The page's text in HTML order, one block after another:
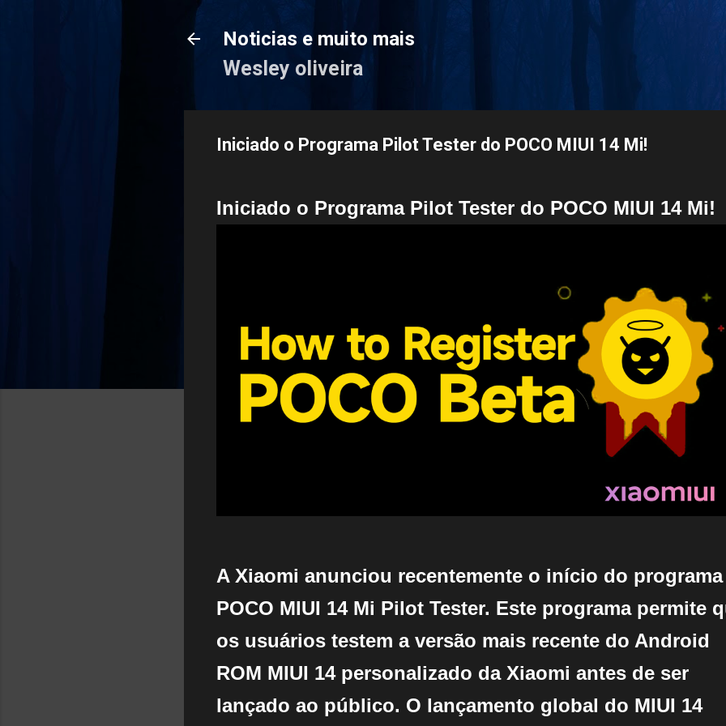
Noticias e muito mais
Wesley oliveira
Iniciado o Programa Pilot Tester do POCO MIUI 14 Mi!
Iniciado o Programa Pilot Tester do POCO MIUI 14 Mi!
A Xiaomi anunciou recentemente o início do programa
POCO MIUI 14 Mi Pilot Tester. Este programa permite
os usuários testem a versão mais recente do Android
ROM MIUI 14 personalizado da Xiaomi antes de ser
lançado ao público. O lançamento global do MIUI 14